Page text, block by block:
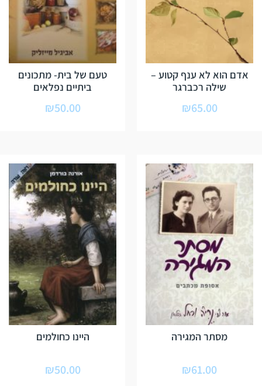
אדם הוא לא ענף קטוע –
שילה רכברגר
₪65.00
טעם של בית- מתכונים
ביתיים נפלאים
₪50.00
מסתר המגירה
₪61.00
היינו כחולמים
₪50.00